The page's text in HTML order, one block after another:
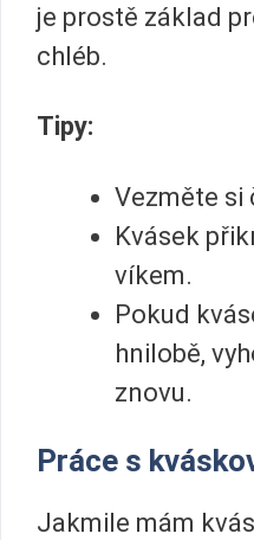
je prostě základ
chléb.
Tipy:
Vezměte si
Kvásek
víkem.
Pokud
hnilobě,
znovu.
Práce s
Jakmile mám